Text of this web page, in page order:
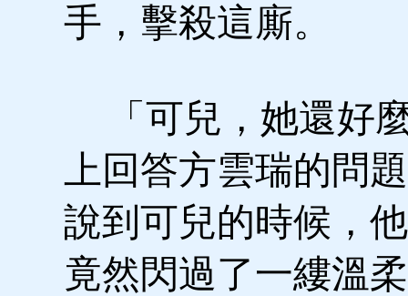
手，擊殺這廝。
「可兒，她還好
上回答方雲瑞的問
說到可兒的時候，
竟然閃過了一縷